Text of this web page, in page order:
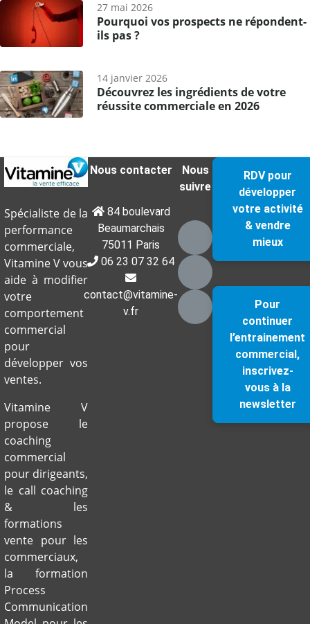
27 mai 2026
Pourquoi vos prospects ne répondent-
ils pas ?
14 janvier 2026
Découvrez les ingrédients de votre
réussite commerciale en 2026
Spécialiste de la
performance
commerciale,
Vitamine V vous
aide à modifier
votre
comportement
commercial
pour
développer vos
ventes.
Vitamine V
propose le
coaching
commercial
pour dirigeants,
le call coaching
& les
formations
vente pour les
commerciaux,
la formation
Process
Communication
Nous contacter
84 boulevard
Beaumarchais
75011 Paris
06 23 07 32 64
contact@vitamine-
v.fr
Nous
suivre
RDV pour
développer
votre activité
& vendre
mieux
Pour
continuer
l’entrainement
commercial,
inscrivez-
vous à la
newsletter